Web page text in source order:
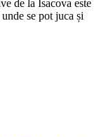
de la Isacova este
se pot juca și